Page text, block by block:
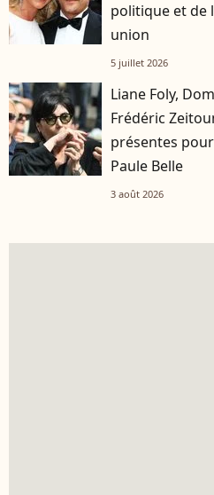
politique et de
union
5 juillet 2026
Liane Foly,
Frédéric
présentes
Paule Belle
3 août 2026